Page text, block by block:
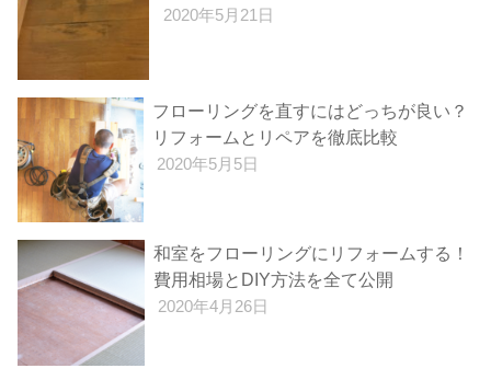
2020年5月21日
フローリングを直すにはどっちが良い？
リフォームとリペアを徹底比較
2020年5月5日
和室をフローリングにリフォームする！
費用相場とDIY方法を全て公開
2020年4月26日